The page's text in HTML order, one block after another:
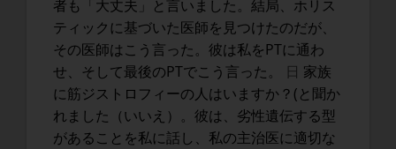
者も「大丈夫」と言いました。結局、ホリス
ティックに基づいた医師を見つけたのだが、
その医師はこう言った。彼は私をPTに通わ
せ、そして最後のPTでこう言った。
日 家族
に筋ジストロフィーの人はいますか？(と聞か
れました（いいえ）。彼は、劣性遺伝する型
があることを私に話し、私の主治医に適切な